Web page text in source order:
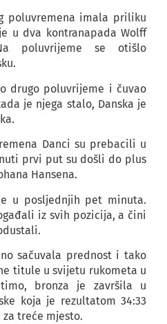
poluvremena imala priliku
u dva kontranapada Wolff
poluvrijeme se otišlo
drugo poluvrijeme i čuvao
je njega stalo, Danska je
Danci su prebacili u
prvi put su došli do plus
Hansena.
u posljednjih pet minuta.
iz svih pozicija, a čini
sačuvala prednost i tako
titule u svijetu rukometa u
bronza je završila u
koja je rezultatom 34:33
treće mjesto.